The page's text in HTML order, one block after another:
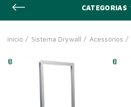
CATEGORIAS
Início Sistema Drywall Acessórios